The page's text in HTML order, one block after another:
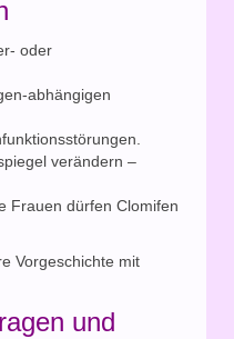
oder
abhängigen
verändern –
Frauen dürfen Clomifen
Vorgeschichte mit
und